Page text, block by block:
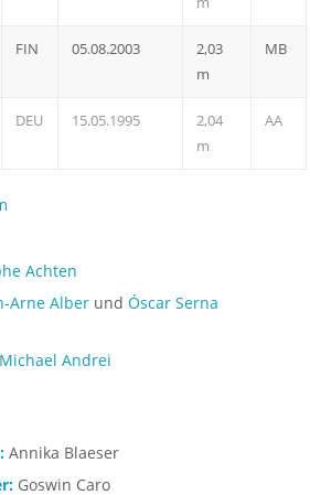
FIN 05.08.2003
2,03
m
MB
DEU 15.05.1995
2,04
m
AA
Achten
Arne Alberund Óscar Serna
Michael Andrei
Annika Blaeser
Goswin Caro